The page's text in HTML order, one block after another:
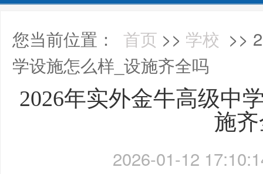
您当前位置： 首页 >> 学校 >>
学设施怎么样_设施齐全吗
2026年实外金牛高级中
施
2026-01-12